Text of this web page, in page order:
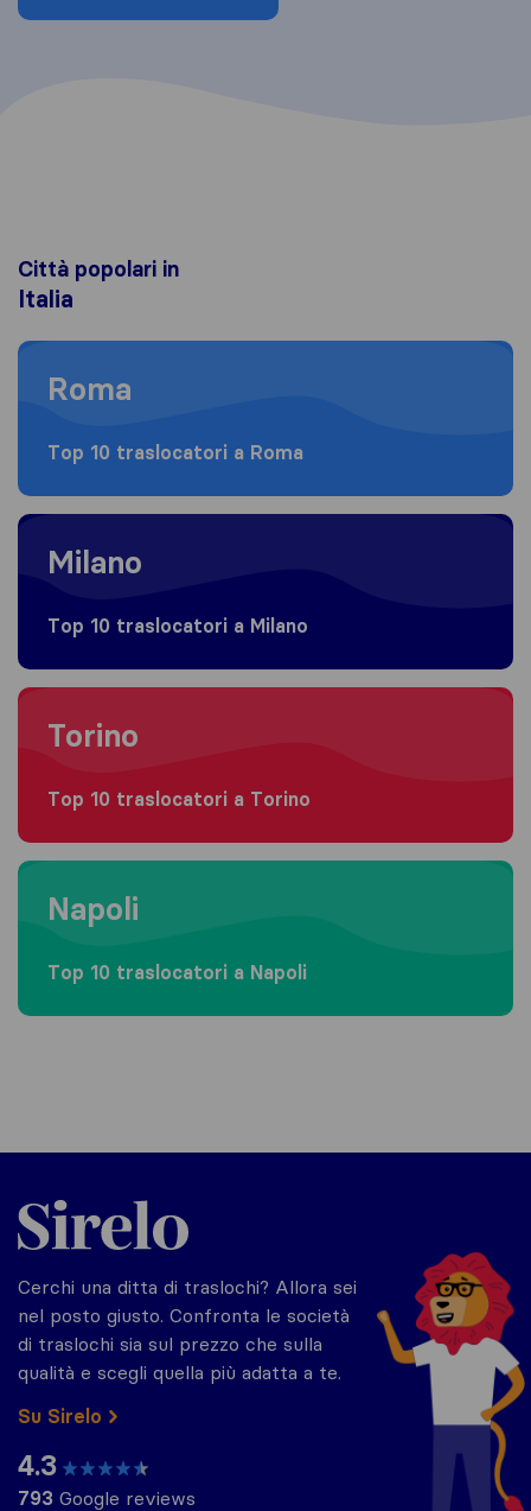
Città popolari in
Italia
Moving to Roma
Roma
Top 10 traslocatori a Roma
Moving to Milano
Milano
Top 10 traslocatori a Milano
Moving to Torino
Torino
Top 10 traslocatori a Torino
Moving to Napoli
Napoli
Top 10 traslocatori a Napoli
Sirelo.it
Cerchi una ditta di traslochi? Allora sei
nel posto giusto. Confronta le società
di traslochi sia sul prezzo che sulla
qualità e scegli quella più adatta a te.
Su Sirelo
4.3
793 Google reviews